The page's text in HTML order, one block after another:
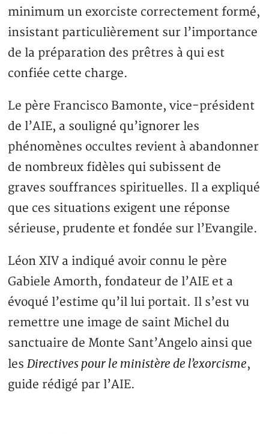
minimum un exorciste correctement formé,
insistant particulièrement sur l’importance
de la préparation des prêtres à qui est
confiée cette charge.
Le père Francisco Bamonte, vice-président
de l’AIE, a souligné qu’ignorer les
phénomènes occultes revient à abandonner
de nombreux fidèles qui subissent de
graves souffrances spirituelles. Il a expliqué
que ces situations exigent une réponse
sérieuse, prudente et fondée sur l’Evangile.
Léon XIV a indiqué avoir connu le père
Gabiele Amorth, fondateur de l’AIE et a
évoqué l’estime qu’il lui portait. Il s’est vu
remettre une image de saint Michel du
sanctuaire de Monte Sant’Angelo ainsi que
lesDirectives pour le ministère de l’exorcisme,
guide rédigé par l’AIE.